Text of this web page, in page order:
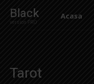
Black
version PRO
Acasa
Tarot